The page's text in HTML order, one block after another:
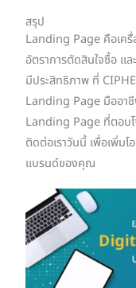
สรุป
Landing Page คือเค
อัตราการตัดสินใจซื้อ แ
มีประสิทธิภาพ ที่
Landing Page มืออาชี
Landing Page ที่ตอบ
ติดต่อเราวันนี้ เพื่อเพิ่มโ
แบรนด์ของคุณ